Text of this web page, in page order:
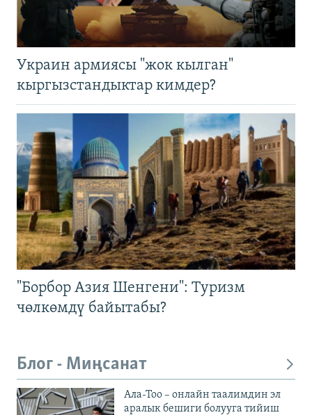
Украин армиясы "жок кылган"
кыргызстандыктар кимдер?
"Борбор Азия Шенгени": Туризм
чөлкөмдү байытабы?
Блог - Миңсанат
Ала-Тоо – онлайн таалимдин эл
аралык бешиги болууга тийиш